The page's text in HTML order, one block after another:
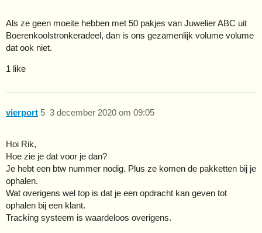
Als ze geen moeite hebben met 50 pakjes van Juwelier ABC uit
Boerenkoolstronkeradeel, dan is ons gezamenlijk volume volume
dat ook niet.
1 like
vierport 3 december 2020 om 09:05
5
Hoi Rik,
Hoe zie je dat voor je dan?
Je hebt een btw nummer nodig. Plus ze komen de pakketten bij je
ophalen.
Wat overigens wel top is dat je een opdracht kan geven tot
ophalen bij een klant.
Tracking systeem is waardeloos overigens.